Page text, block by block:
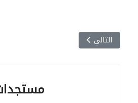
المقال التالي: الملتقى الوطني
التالي